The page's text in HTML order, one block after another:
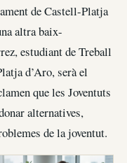
de Castell-Platja
altra baix-
estudiant de Treball
d’Aro, serà el
que les Joventuts
alternatives,
de la joventut.